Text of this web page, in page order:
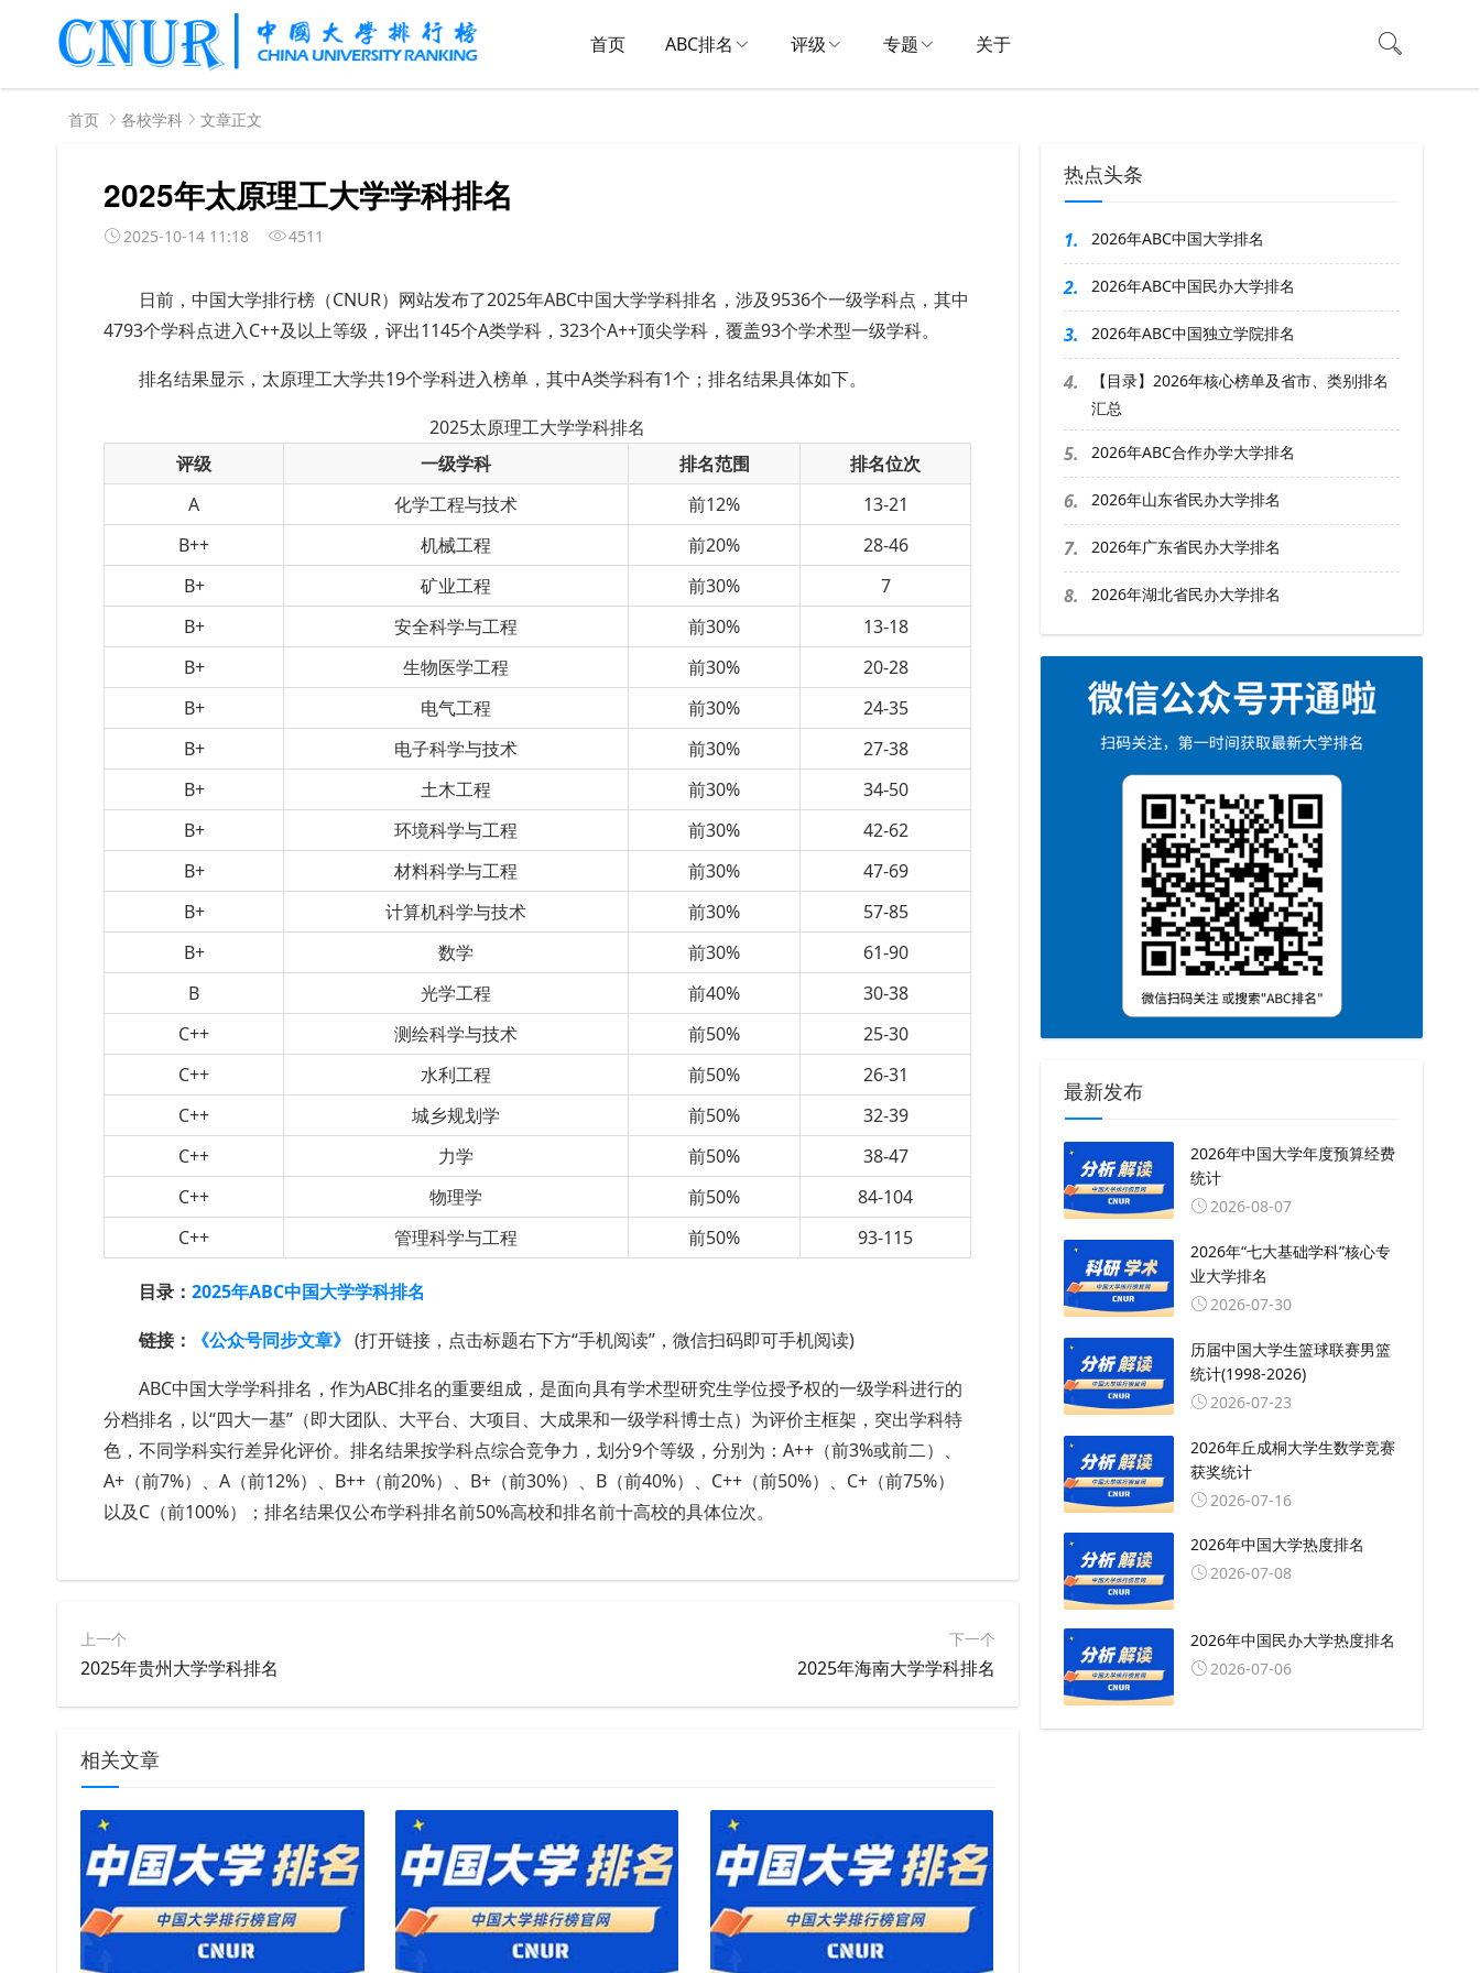
首页 ABC排名 评级 专题 关于
首页 各校学科 文章正文
2025年太原理工大学学科排名
2025-10-14 11:18 4511
日前，中国大学排行榜（CNUR）网站发布了2025年ABC中国大学学科排名，涉及9536个一级学科点，其中
4793个学科点进入C++及以上等级，评出1145个A类学科，323个A++顶尖学科，覆盖93个学术型一级学科。
排名结果显示，太原理工大学共19个学科进入榜单，其中A类学科有1个；排名结果具体如下。
2025太原理工大学学科排名
评级
一级学科 排名范围
排名位次
A
化学工程与技术 前12%
13-21
B++
机械工程 前20%
28-46
B+
矿业工程 前30%
7
B+
安全科学与工程 前30%
13-18
B+
生物医学工程 前30%
20-28
B+
电气工程 前30%
24-35
B+
电子科学与技术 前30%
27-38
B+
土木工程 前30%
34-50
B+
环境科学与工程 前30%
42-62
B+
材料科学与工程 前30%
47-69
B+
计算机科学与技术 前30%
57-85
B+
数学 前30%
61-90
B
光学工程 前40%
30-38
C++
测绘科学与技术 前50%
25-30
C++
水利工程 前50%
26-31
C++
城乡规划学 前50%
32-39
C++
力学 前50%
38-47
C++
物理学 前50%
84-104
C++
管理科学与工程 前50% 93-115
目录： 2025年ABC中国大学学科排名
链接：
《公众号同步文章》 (打开链接，点击标题右下方“手机阅读”，微信扫码即可手机阅读)
ABC中国大学学科排名，作为ABC排名的重要组成，是面向具有学术型研究生学位授予权的一级学科进行的
分档排名，以“四大一基”（即大团队、大平台、大项目、大成果和一级学科博士点）为评价主框架，突出学科特
色，不同学科实行差异化评价。排名结果按学科点综合竞争力，划分9个等级，分别为：A++（前3%或前二）、
A+（前7%）、A（前12%）、B++（前20%）、B+（前30%）、B（前40%）、C++（前50%）、C+（前75%）
以及C（前100%）；排名结果仅公布学科排名前50%高校和排名前十高校的具体位次。
上一个
2025年贵州大学学科排名
下一个
2025年海南大学学科排名
相关文章
热点头条
1. 2026年ABC中国大学排名
2. 2026年ABC中国民办大学排名
3. 2026年ABC中国独立学院排名
4.
【目录】2026年核心榜单及省市、类别排名
汇总
5. 2026年ABC合作办学大学排名
6. 2026年山东省民办大学排名
7. 2026年广东省民办大学排名
8. 2026年湖北省民办大学排名
最新发布
2026年中国大学年度预算经费
统计
2026-08-07
2026年“七大基础学科”核心专
业大学排名
2026-07-30
历届中国大学生篮球联赛男篮
统计(1998-2026)
2026-07-23
2026年丘成桐大学生数学竞赛
获奖统计
2026-07-16
2026年中国大学热度排名
2026-07-08
2026年中国民办大学热度排名
2026-07-06